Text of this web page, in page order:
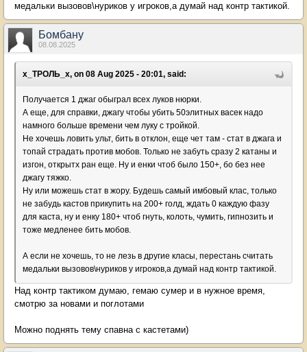
медальки вызовов\нуриков у игроков,а думай над контр тактикой.
Бомбану
08.08.2025
х_ТРОЛЬ_х, on 08 Aug 2025 - 20:01, said:
Получается 1 джаг обыграл всех луков нюрки.
А еще, для справки, джагу чтобы убить 50элитных васек надо
намного больше времени чем луку с тройкой.
Не хочешь ловить ульт, бить в отклон, еще чет там - стат в джага и
топай страдать против мобов. Только не забуть сразу 2 катаны и
изгон, открытх ран еще. Ну и енки чтоб было 150+, бо без нее
джагу тяжко.
Ну или можешь стат в жору. Будешь самый имбовый клас, только
не забудь кастов прикупить на 200+ голд, ждать 0 каждую фазу
для каста, ну и енку 180+ чтоб гнуть, колоть, чумить, гипнозить и
тоже медленее бить мобов.
А если не хочешь, то не лезь в другие класы, перестань считать
медальки вызовов\нуриков у игроков,а думай над контр тактикой.
Над контр тактиком думаю, гемаю сумер и в нужное время,
смотрю за новами и поглотами
Можно поднять тему спавна с кастетами)